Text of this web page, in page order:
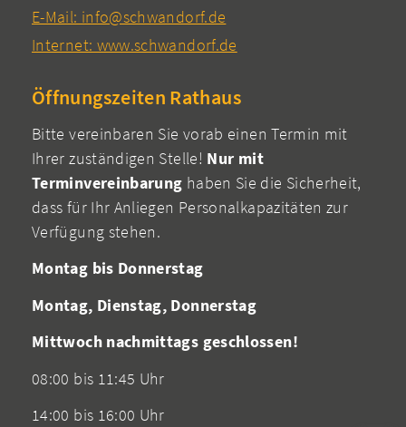
E-Mail: info@schwandorf.de
Internet: www.schwandorf.de
Öffnungszeiten Rathaus
Bitte vereinbaren Sie vorab einen Termin mit
Ihrer zuständigen Stelle! Nur mit
Terminvereinbarung haben Sie die Sicherheit,
dass für Ihr Anliegen Personalkapazitäten zur
Verfügung stehen.
Montag bis Donnerstag
Montag, Dienstag, Donnerstag
Mittwoch nachmittags geschlossen!
08:00 bis 11:45 Uhr
14:00 bis 16:00 Uhr